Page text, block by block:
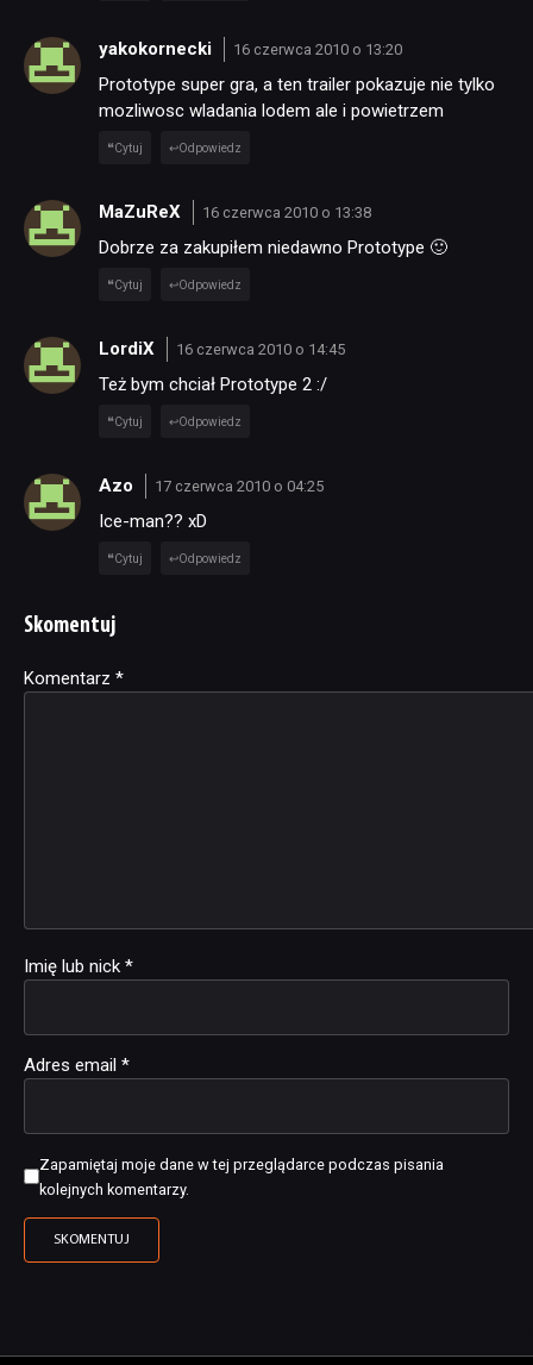
yakokornecki 16 czerwca 2010 o 13:20
Prototype super gra, a ten trailer pokazuje nie tylko
mozliwosc wladania lodem ale i powietrzem
Cytuj Odpowiedz
MaZuReX 16 czerwca 2010 o 13:38
Dobrze za zakupiłem niedawno Prototype 🙂
Cytuj Odpowiedz
LordiX 16 czerwca 2010 o 14:45
Też bym chciał Prototype 2 :/
Cytuj Odpowiedz
Azo 17 czerwca 2010 o 04:25
Ice-man?? xD
Cytuj Odpowiedz
Skomentuj
Komentarz *
Imię lub nick *
Adres email *
Zapamiętaj moje dane w tej przeglądarce podczas pisania
kolejnych komentarzy.
Alternative: